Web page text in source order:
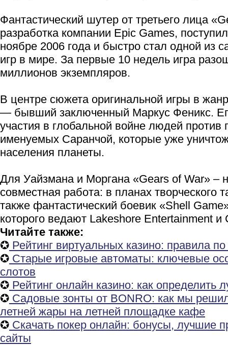
Фантастический шутер от третьего лица
разработка компании Epic Games,
ноябре 2006 года и быстро стал одной из
игр в мире. За первые 10 недель игра
миллионов экземпляров.
В центре сюжета оригинальной игры в
— бывший заключенный Маркус Феникс.
участия в глобальной войне людей против
именуемых Саранчой, которые уже
населения планеты.
Для Уайзмана и Моргана «Gears of War» –
совместная работа: в планах творческого
также фантастический боевик «Shell
которого ведают Lakeshore Entertainment и
Читайте также:
✪ Рейтинг виртуальных казино: правила
✪ Старые игровые автоматы: ключевые
слотов
✪ Рейтинг онлайн казино: как определить
✪ Садовые зонты от BONRO: как мы
летней жары на летней площадке кафе
✪ Скачать покер онлайн: бонусы, лучшие
сайты